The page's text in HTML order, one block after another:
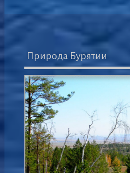
Природа Бурятии